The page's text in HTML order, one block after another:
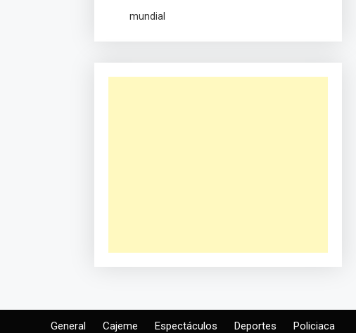
mundial
General Cajeme Espectáculos Deportes Policiaca